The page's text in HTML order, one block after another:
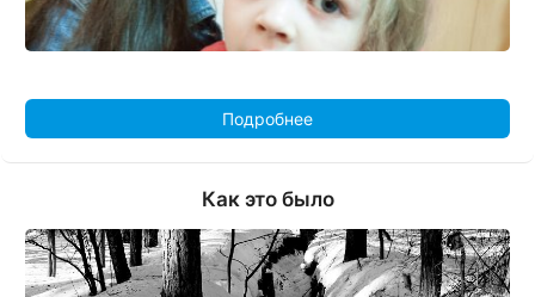
Подробнее
Как это было